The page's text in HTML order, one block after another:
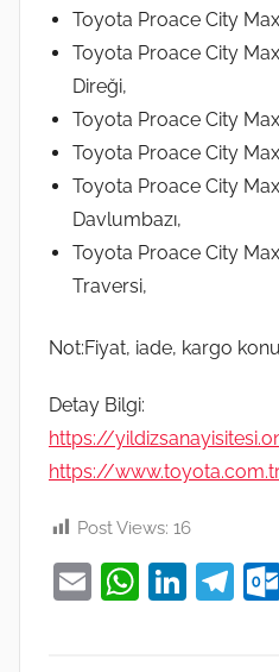
Toyota Proace City
Toyota Proace City
Direği,
Toyota Proace City
Toyota Proace City Max
Toyota Proace City
Davlumbazı,
Toyota Proace City
Traversi,
Not:Fiyat, iade, kargo
Detay Bilgi:
https://
https://
Post Views: 16
E
W Li T